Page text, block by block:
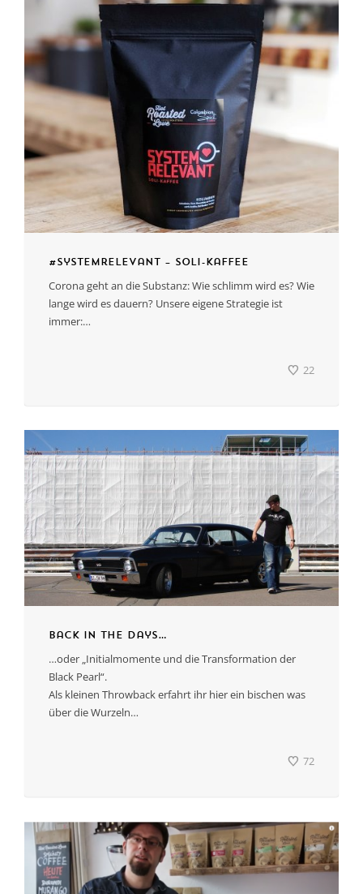
#systemrelevant – Soli-Kaffee
Corona geht an die Substanz: Wie schlimm wird es? Wie
lange wird es dauern? Unsere eigene Strategie ist
immer:…
22
Back in the days…
…oder „Initialmomente und die Transformation der
Black Pearl“.
Als kleinen Throwback erfahrt ihr hier ein bischen was
über die Wurzeln…
72